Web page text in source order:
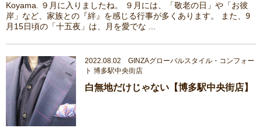
Koyama. ９月に入りましたね。 ９月には、「敬老の日」や「お彼
岸」など、家族との『絆』を感じる行事が多くあります。 また、9
月15日頃の「十五夜」は、月を愛でな ...
2022.08.02 GINZAグローバルスタイル・コンフォー
ト 博多駅中央街店
白無地だけじゃない【博多駅中央街店】